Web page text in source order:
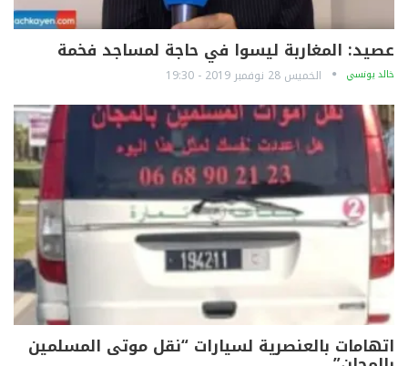
عصيد: المغاربة ليسوا في حاجة لمساجد فخمة
خالد يونسي الخميس 28 نوفمبر 2019 - 19:30
اتهامات بالعنصرية لسيارات “نقل موتى المسلمين